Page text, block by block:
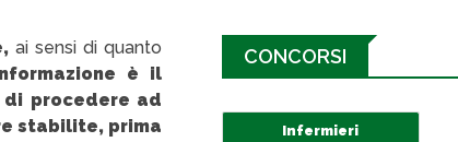
ai sensi di quanto
è il
procedere ad
stabilite, prima
CONCORSI
Infermieri